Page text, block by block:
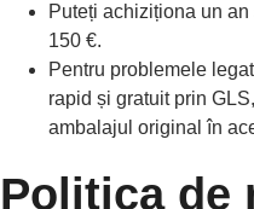
Puteți achiziționa un
150 €.
Pentru problemele
rapid și gratuit prin
ambalajul original în
Politica de